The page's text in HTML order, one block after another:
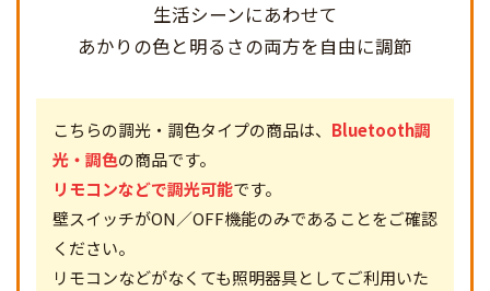
生活シーンにあわせて
あかりの色と明るさの両方を自由に調節
こちらの調光・調色タイプの商品は、 Bluetooth調
光・調色の商品です。
リモコンなどで調光可能です。
壁スイッチがON／OFF機能のみであることをご確認
ください。
リモコンなどがなくても照明器具としてご利用いた